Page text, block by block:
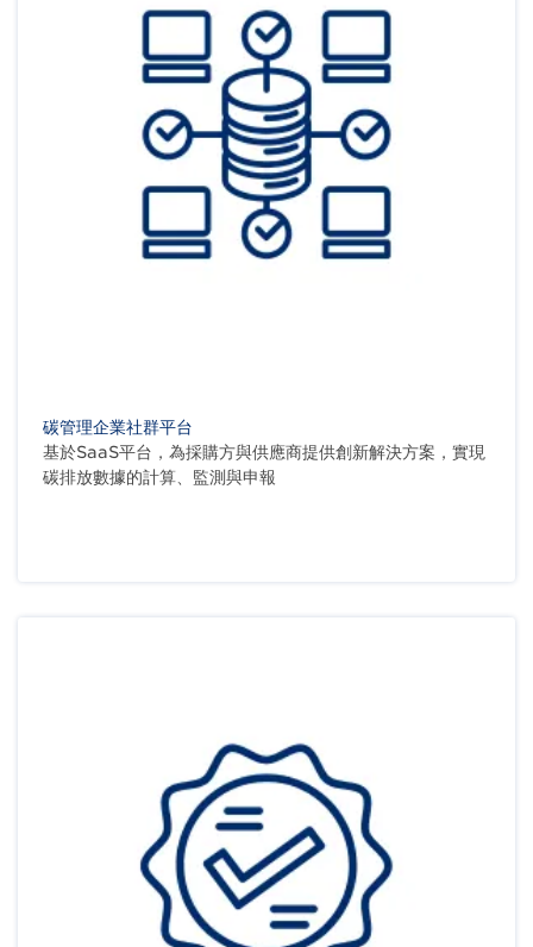
碳管理企業社群平台
基於SaaS平台，為採購方與供應商提供創新解決方案，實現
碳排放數據的計算、監測與申報